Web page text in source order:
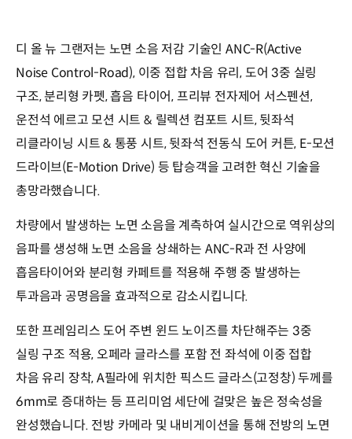
디 올 뉴 그랜저는 노면 소음 저감 기술인 ANC-R(Active
Noise Control-Road), 이중 접합 차음 유리, 도어 3중 실링
구조, 분리형 카펫, 흡음 타이어, 프리뷰 전자제어 서스펜션,
운전석 에르고 모션 시트 & 릴렉션 컴포트 시트, 뒷좌석
리클라이닝 시트 & 통풍 시트, 뒷좌석 전동식 도어 커튼, E-모션
드라이브(E-Motion Drive) 등 탑승객을 고려한 혁신 기술을
총망라했습니다.
차량에서 발생하는 노면 소음을 계측하여 실시간으로 역위상의
음파를 생성해 노면 소음을 상쇄하는 ANC-R과 전 사양에
흡음타이어와 분리형 카페트를 적용해 주행 중 발생하는
투과음과 공명음을 효과적으로 감소시킵니다.
또한 프레임리스 도어 주변 윈드 노이즈를 차단해주는 3중
실링 구조 적용, 오페라 글라스를 포함 전 좌석에 이중 접합
차음 유리 장착, A필라에 위치한 픽스드 글라스(고정창) 두께를
6mm로 증대하는 등 프리미엄 세단에 걸맞은 높은 정숙성을
완성했습니다. 전방 카메라 및 내비게이션을 통해 전방의 노면